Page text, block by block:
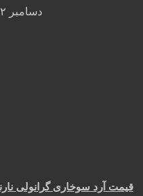
دسامبر ۲۲, ۲۰۲۵
قیمت آرد سوخاری گرانولی نارنجی آینز ۲